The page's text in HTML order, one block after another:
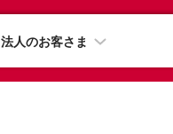
法人のお客さま